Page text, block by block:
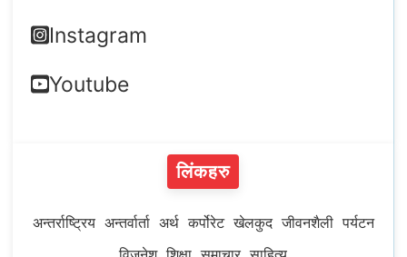
Instagram
Youtube
लिंकहरु
अन्तर्राष्ट्रिय अन्तर्वार्ता अर्थ कर्पोरेट खेलकुद जीवनशैली पर्यटन